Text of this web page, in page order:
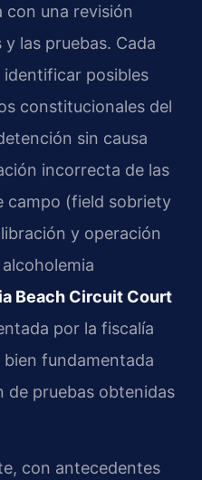
con una revisión
las pruebas. Cada
identificar posibles
constitucionales del
sin causa
incorrecta de las
campo (field sobriety
y operación
Beach Circuit Court
por la fiscalía
fundamentada
de pruebas obtenidas
con antecedentes